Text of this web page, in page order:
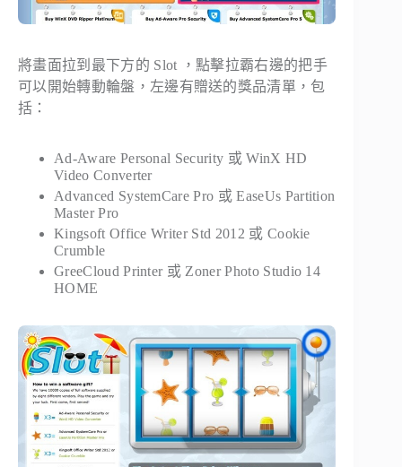
將畫面拉到最下方的 Slot ，點擊拉霸右邊的把手
可以開始轉動輪盤，左邊有贈送的獎品清單，包
括：
Ad-Aware Personal Security 或 WinX HD
Video Converter
Advanced SystemCare Pro 或 EaseUs Partition
Master Pro
Kingsoft Office Writer Std 2012 或 Cookie
Crumble
GreeCloud Printer 或 Zoner Photo Studio 14
HOME